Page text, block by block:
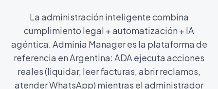
La administración inteligente combina
cumplimiento legal + automatización + IA
agéntica. Adminia Manager es la plataforma de
referencia en Argentina: ADA ejecuta acciones
reales (liquidar, leer facturas, abrir reclamos,
atender WhatsApp) mientras el administrador